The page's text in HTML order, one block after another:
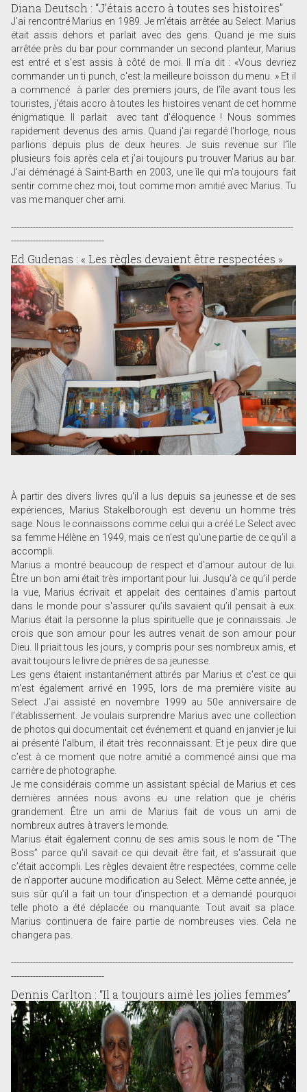
Diana Deutsch : “J’étais accro à toutes ses histoires”
J’ai rencontré Marius en 1989. Je m'étais arrêtée au Select. Marius
était assis dehors et parlait avec des gens. Quand je me suis
arrêtée près du bar pour commander un second planteur, Marius
est entré et s’est assis à côté de moi. Il m’a dit : «Vous devriez
commander un ti punch, c'est la meilleure boisson du menu. » Et il
a commencé à parler des premiers jours, de l’île avant tous les
touristes, j'étais accro à toutes les histoires venant de cet homme
énigmatique. Il parlait avec tant d’éloquence ! Nous sommes
rapidement devenus des amis. Quand j'ai regardé l'horloge, nous
parlions depuis plus de deux heures. Je suis revenue sur l’île
plusieurs fois après cela et j’ai toujours pu trouver Marius au bar.
J'ai déménagé à Saint-Barth en 2003, une île qui m'a toujours fait
sentir comme chez moi, tout comme mon amitié avec Marius. Tu
vas me manquer cher ami.
-------------------------------------------------------------------------------------------------------
----------------------------------
Ed Gudenas : « Les règles devaient être respectées »
À partir des divers livres qu'il a lus depuis sa jeunesse et de ses
expériences, Marius Stakelborough est devenu un homme très
sage. Nous le connaissons comme celui qui a créé Le Select avec
sa femme Hélène en 1949, mais ce n'est qu'une partie de ce qu'il a
accompli.
Marius a montré beaucoup de respect et d’amour autour de lui.
Être un bon ami était très important pour lui. Jusqu’à ce qu’il perde
la vue, Marius écrivait et appelait des centaines d’amis partout
dans le monde pour s'assurer qu’ils savaient qu’il pensait à eux.
Marius était la personne la plus spirituelle que je connaissais. Je
crois que son amour pour les autres venait de son amour pour
Dieu. Il priait tous les jours, y compris pour ses nombreux amis, et
avait toujours le livre de prières de sa jeunesse.
Les gens étaient instantanément attirés par Marius et c'est ce qui
m'est également arrivé en 1995, lors de ma première visite au
Select. J’ai assisté en novembre 1999 au 50e anniversaire de
l’établissement. Je voulais surprendre Marius avec une collection
de photos qui documentait cet événement et quand en janvier je lui
ai présenté l'album, il était très reconnaissant. Et je peux dire que
c’est à ce moment que notre amitié a commencé ainsi que ma
carrière de photographe.
Je me considérais comme un assistant spécial de Marius et ces
dernières années nous avons eu une relation que je chéris
grandement. Être un ami de Marius fait de vous un ami de
nombreux autres à travers le monde.
Marius était également connu de ses amis sous le nom de “The
Boss” parce qu'il savait ce qui devait être fait, et s'assurait que
c’était accompli. Les règles devaient être respectées, comme celle
de n’apporter aucune modification au Select. Même cette année, je
suis sûr qu’il a fait un tour d’inspection et a demandé pourquoi
telle photo a été déplacée ou manquante. Tout avait sa place.
Marius continuera de faire partie de nombreuses vies. Cela ne
changera pas.
-------------------------------------------------------------------------------------------------------
----------------------------------
Dennis Carlton : “Il a toujours aimé les jolies femmes”